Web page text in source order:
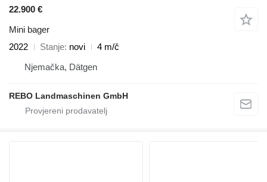
22.900 €
Mini bager
2022
Stanje novi
4 m/č
Njemačka, Dätgen
REBO Landmaschinen GmbH